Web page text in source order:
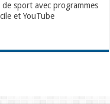
de sport avec programmes
et YouTube